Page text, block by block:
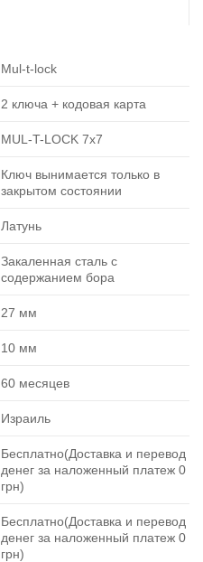
Mul-t-lock
2 ключа + кодовая карта
MUL-T-LOCK 7х7
Ключ вынимается только в
закрытом состоянии
Латунь
Закаленная сталь с
содержанием бора
27 мм
10 мм
60 месяцев
Израиль
Бесплатно(Доставка и перевод
денег за наложенный платеж 0
грн)
Бесплатно(Доставка и перевод
денег за наложенный платеж 0
грн)